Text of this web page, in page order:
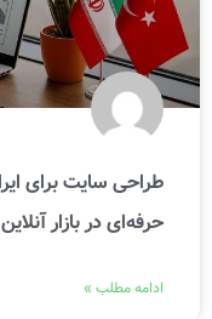
حرفه‌ای در بازار آنلاین
ادامه مطلب »